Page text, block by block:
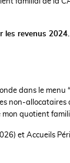
les revenus 2024.
dans le menu
non-
mon quotient
et Accueils